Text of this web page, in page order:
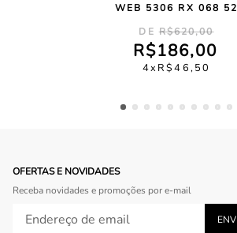
WEB 5306 RX 068 52
R$620,00
R$186,00
4 R$46,50
OFERTAS E NOVIDADES
Receba novidades e promoções por e-mail